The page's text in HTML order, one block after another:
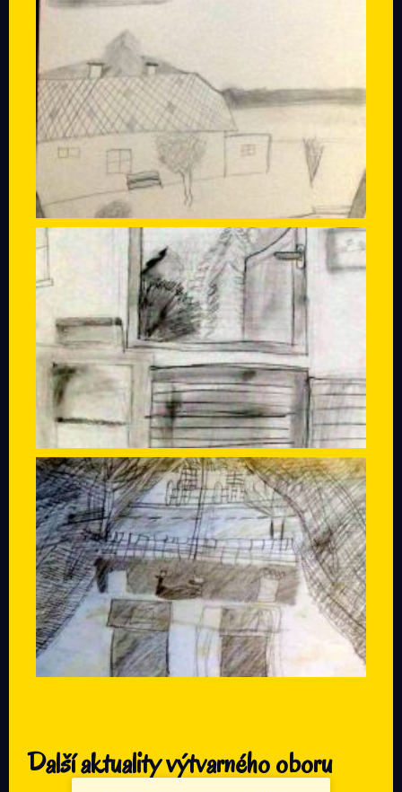
Další aktuality výtvarného oboru